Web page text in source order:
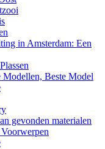
in Amsterdam: Een
Beste Model
gevonden materialen